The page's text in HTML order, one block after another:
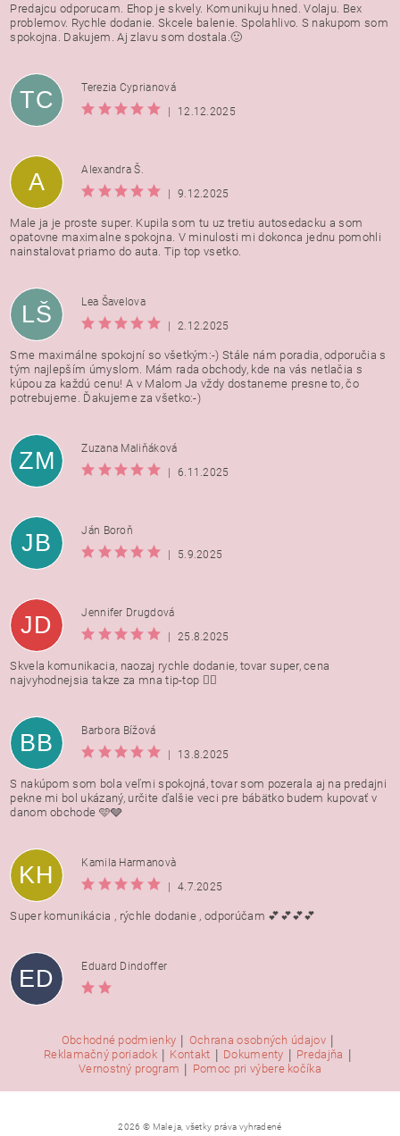
Predajcu odporucam. Ehop je skvely. Komunikuju hned. Volaju. Bex
problemov. Rychle dodanie. Skcele balenie. Spolahlivo. S nakupom som
spokojna. Dakujem. Aj zlavu som dostala.🙂
TC
Terezia Cyprianová
|
12.12.2025
A
Alexandra Š.
|
9.12.2025
Male ja je proste super. Kupila som tu uz tretiu autosedacku a som
opatovne maximalne spokojna. V minulosti mi dokonca jednu pomohli
nainstalovat priamo do auta. Tip top vsetko.
LŠ
Lea Šavelova
|
2.12.2025
Sme maximálne spokojní so všetkým:-) Stále nám poradia, odporučia s
tým najlepším úmyslom. Mám rada obchody, kde na vás netlačia s
kúpou za každú cenu! A v Malom Ja vždy dostaneme presne to, čo
potrebujeme. Ďakujeme za všetko:-)
ZM
Zuzana Maliňáková
|
6.11.2025
JB
Ján Boroň
|
5.9.2025
JD
Jennifer Drugdová
|
25.8.2025
Skvela komunikacia, naozaj rychle dodanie, tovar super, cena
najvyhodnejsia takze za mna tip-top 👍🏻
BB
Barbora Bížová
|
13.8.2025
S nakúpom som bola veľmi spokojná, tovar som pozerala aj na predajni
pekne mi bol ukázaný, určite ďalšie veci pre bábätko budem kupovať v
danom obchode 🩵🩶
KH
Kamila Harmanovà
|
4.7.2025
Super komunikácia , rýchle dodanie , odporúčam 💕💕💕💕
ED Eduard Dindoffer
Obchodné podmienky | Ochrana osobných údajov |
Reklamačný poriadok | Kontakt | Dokumenty | Predajňa |
Vernostný program | Pomoc pri výbere kočíka
2026 © Male ja, všetky práva vyhradené